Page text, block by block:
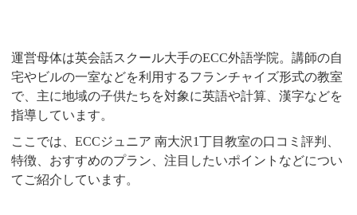
運営母体は英会話スクール大手のECC外語学院。講師の自
宅やビルの一室などを利用するフランチャイズ形式の教室
で、主に地域の子供たちを対象に英語や計算、漢字などを
指導しています。
ここでは、ECCジュニア 南大沢1丁目教室の口コミ評判、
特徴、おすすめのプラン、注目したいポイントなどについ
てご紹介しています。